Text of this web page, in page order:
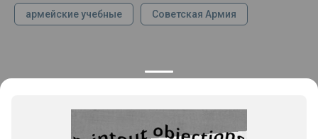
армейские учебные Советская Армия
ПРОДУКЦИЯ